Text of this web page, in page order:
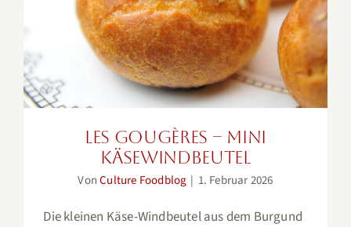
Les Gougères – Mini
Käsewindbeutel
Les Gougères – Mini
Käsewindbeutel
VonCulture Foodblog | 1. Februar 2026
Die kleinen Käse-Windbeutel aus dem Burgund